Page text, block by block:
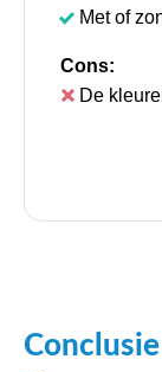
Met of
Cons:
De